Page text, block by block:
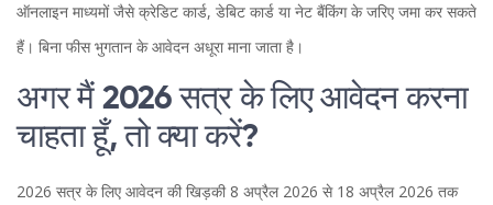
ऑनलाइन माध्यमों जैसे क्रेडिट कार्ड, डेबिट कार्ड या नेट बैंकिंग के जरिए जमा कर सकते
हैं। बिना फीस भुगतान के आवेदन अधूरा माना जाता है।
अगर मैं 2026 सत्र के लिए आवेदन करना
चाहता हूँ, तो क्या करें?
2026 सत्र के लिए आवेदन की खिड़की 8 अप्रैल 2026 से 18 अप्रैल 2026 तक